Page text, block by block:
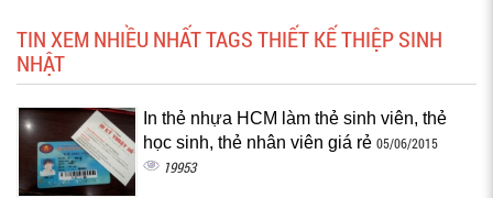
TIN XEM NHIỀU NHẤT TAGS THIẾT KẾ THIỆP SINH
NHẬT
In thẻ nhựa HCM làm thẻ sinh viên, thẻ
học sinh, thẻ nhân viên giá rẻ 05/06/2015
19953